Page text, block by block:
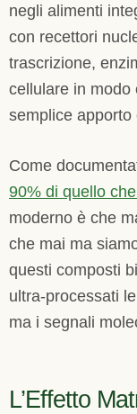
negli alimenti
con recettori
trascrizione,
cellulare in modo
semplice apporto
Come
90% di quello
moderno è che
che mai ma
questi composti
ultra-processati
ma i segnali
L’Effetto